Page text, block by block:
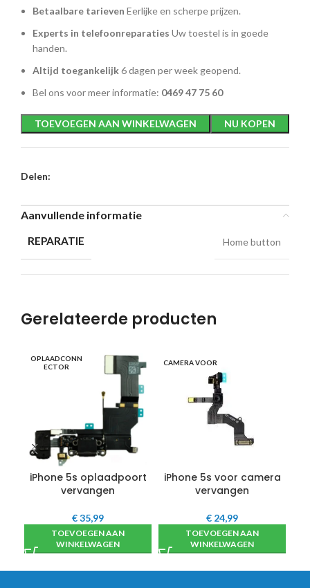
Betaalbare tarieven Eerlijke en scherpe prijzen.
Experts in telefoonreparaties Uw toestel is in goede
handen.
Altijd toegankelijk6 dagen per week geopend.
Bel ons voor meer informatie: 0469 47 75 60
TOEVOEGEN AAN WINKELWAGEN NU KOPEN
Delen:
Aanvullende informatie
REPARATIE Home button
Gerelateerde producten
OPLAADCONN
ECTOR
iPhone 5s oplaadpoort
vervangen
€35,99
TOEVOEGEN AAN
WINKELWAGEN
CAMERA VOOR
iPhone 5s voor camera
vervangen
€ 24,99
TOEVOEGEN AAN
WINKELWAGEN